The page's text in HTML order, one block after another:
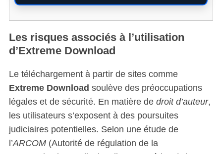
Les risques associés à l’utilisation
d’Extreme Download
Le téléchargement à partir de sites comme
Extreme Download soulève des préoccupations
légales et de sécurité. En matière de droit d’auteur,
les utilisateurs s’exposent à des poursuites
judiciaires potentielles. Selon une étude de
l’ARCOM(Autorité de régulation de la